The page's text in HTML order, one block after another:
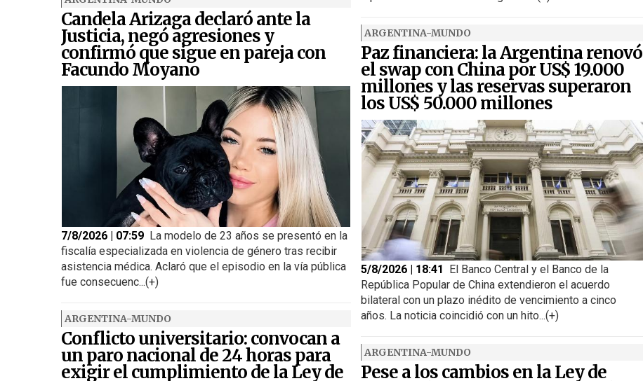
Candela Arizaga declaró ante la
Justicia, negó agresiones y
confirmó que sigue en pareja con
Facundo Moyano
7/8/2026 | 07:59 La modelo de 23 años se presentó en la
fiscalía especializada en violencia de género tras recibir
asistencia médica. Aclaró que el episodio en la vía pública
fue consecuenc...(+)
ARGENTINA-MUNDO
Conflicto universitario: convocan a
un paro nacional de 24 horas para
exigir el cumplimiento de la Ley de
ARGENTINA-MUNDO
Paz financiera: la Argentina renovó
el swap con China por US$ 19.000
millones y las reservas superaron
los US$ 50.000 millones
5/8/2026 | 18:41
El Banco Central y el Banco de la
República Popular de China extendieron el acuerdo
bilateral con un plazo inédito de vencimiento a cinco
años. La noticia coincidió con un hito...(+)
ARGENTINA-MUNDO
Pese a los cambios en la Ley de